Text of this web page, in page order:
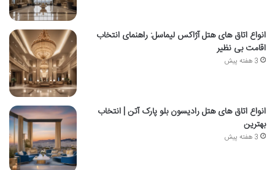
انواع اتاق های هتل آژاکس لیماسل: راهنمای انتخاب
اقامت بی نظیر
3 هفته پیش
انواع اتاق های هتل رادیسون بلو پارک آتن | انتخاب
بهترین
3 هفته پیش